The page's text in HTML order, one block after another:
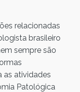
relacionadas
brasileiro
sempre são
as atividades
Patológica